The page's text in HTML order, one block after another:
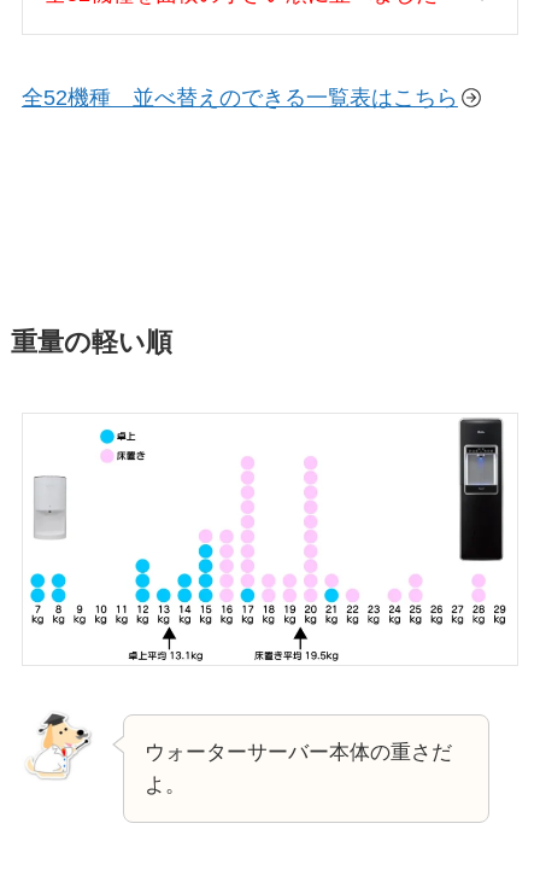
全52機種 並べ替えのできる一覧表はこちら
重量の軽い順
ウォーターサーバー本体の重さだ
よ。